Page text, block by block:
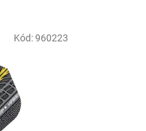
Kód:960223